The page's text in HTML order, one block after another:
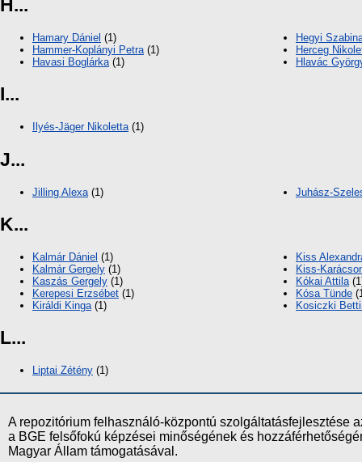
H...
Hamary Dániel (1)
Hammer-Koplányi Petra(1)
Havasi Boglárka(1)
Hegyi
Herceg
Hlavác
I...
Ilyés-Jäger Nikoletta(1)
J...
Jilling Alexa (1) Juhász-
K...
Kalmár Dániel (1)
Kalmár Gergely (1)
Kaszás Gergely (1)
Kerepesi Erzsébet (1)
Királdi Kinga (1)
Kiss
Kiss-
Kókai Attila
Kósa Tünde
Kosiczki
L...
Liptai Zétény (1)
A repozitórium felhasználó-központú szolgáltatásfejlesztése
a BGE felsőfokú képzései minőségének és
Magyar Állam támogatásával.